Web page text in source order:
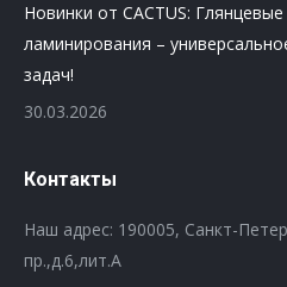
Новинки от CACTUS:
ламинирования –
задач!
30.03.2026
Контакты
Наш адрес: 190005, Санкт-
пр.,д.6,лит.А